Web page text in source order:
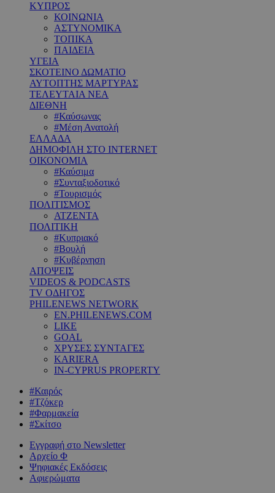
ΚΥΠΡΟΣ
ΚΟΙΝΩΝΙΑ
ΑΣΤΥΝΟΜΙΚΑ
ΤΟΠΙΚΑ
ΠΑΙΔΕΙΑ
ΥΓΕΙΑ
ΣΚΟΤΕΙΝΟ ΔΩΜΑΤΙΟ
ΑΥΤΟΠΤΗΣ ΜΑΡΤΥΡΑΣ
ΤΕΛΕΥΤΑΙΑ ΝΕΑ
ΔΙΕΘΝΗ
#Καύσωνας
#Μέση Ανατολή
ΕΛΛΑΔΑ
ΔΗΜΟΦΙΛΗ ΣΤΟ INTERNET
ΟΙΚΟΝΟΜΙΑ
#Καύσιμα
#Συνταξιοδοτικό
#Τουρισμός
ΠΟΛΙΤΙΣΜΟΣ
ΑΤΖΕΝΤΑ
ΠΟΛΙΤΙΚΗ
#Κυπριακό
#Βουλή
#Κυβέρνηση
ΑΠΟΨΕΙΣ
VIDEOS & PODCASTS
TV ΟΔΗΓΟΣ
PHILENEWS NETWORK
EN.PHILENEWS.COM
LIKE
GOAL
ΧΡΥΣΕΣ ΣΥΝΤΑΓΕΣ
KARIERA
IN-CYPRUS PROPERTY
#Καιρός
#Τζόκερ
#Φαρμακεία
#Σκίτσο
Εγγραφή στο Newsletter
Αρχείο Φ
Ψηφιακές Εκδόσεις
Αφιερώματα